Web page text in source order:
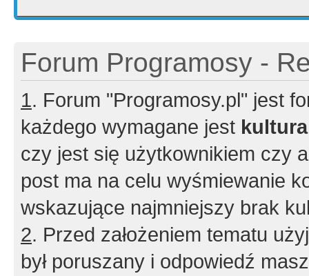
Forum Programosy -
1. Forum "Programosy.pl" jest
każdego wymagane jest
czy jest się użytkownikiem czy
post ma na celu wyśmiewanie
wskazujące najmniejszy brak
2. Przed założeniem tematu
był poruszany i odpowiedź